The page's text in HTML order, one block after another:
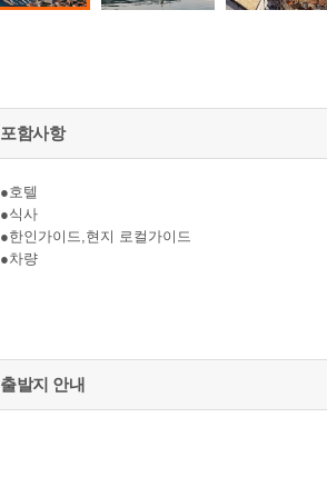
포함사항
●호텔
●식사
●한인가이드,현지 로컬가이드
●차량
출발지 안내